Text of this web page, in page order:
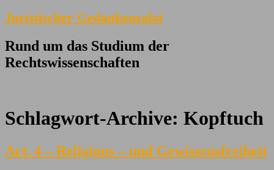
Juristischer Gedankensalat
Rund um das Studium der
Rechtswissenschaften
Schlagwort-Archive: Kopftuch
Art. 4 – Religions – und Gewissensfreiheit